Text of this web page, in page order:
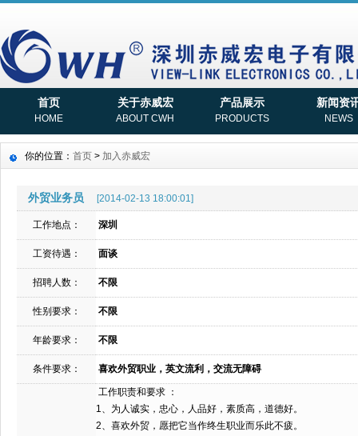
首页
HOME
关于赤威宏
ABOUT CWH
产品展示
PRODUCTS
新闻资
NEWS
你的位置： 首页 > 加入赤威宏
外贸业务员 [2014-02-13 18:00:01]
工作地点： 深圳
工资待遇： 面谈
招聘人数： 不限
性别要求： 不限
年龄要求： 不限
条件要求： 喜欢外贸职业，英文流利，交流无障碍
工作职责和要求 ：
1、为人诚实，忠心，人品好，素质高，道德好。
2、喜欢外贸，愿把它当作终生职业而乐此不疲。